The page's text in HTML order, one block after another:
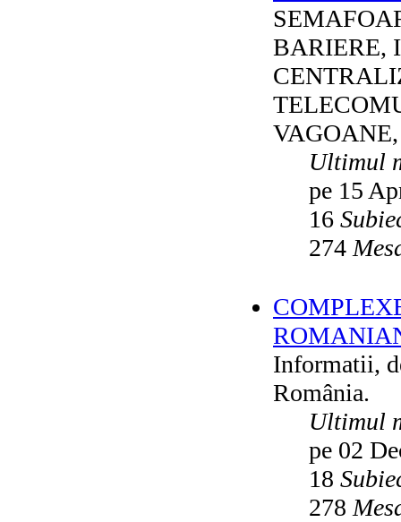
BARIERE,
Ultimul
pe 15
16
274
Informatii,
România.
Ultimul
pe 02
18
278